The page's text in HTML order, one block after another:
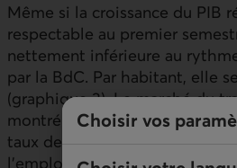
Choisir vos
Même si la croissance du PIB
respectable au premier
nettement inférieure au
par la BdC. Par habitant, elle
(graphique 3). Le marché du
montré des signes de
taux de chômage a
l’emploi étant inférieure à la